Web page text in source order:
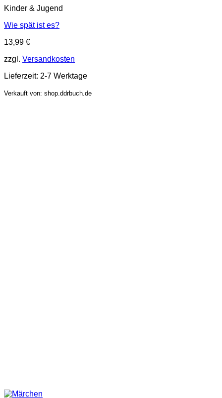
Kinder & Jugend
Wie spät ist es?
13,99 €
zzgl. Versandkosten
Lieferzeit: 2-7 Werktage
Verkauft von: shop.ddrbuch.de